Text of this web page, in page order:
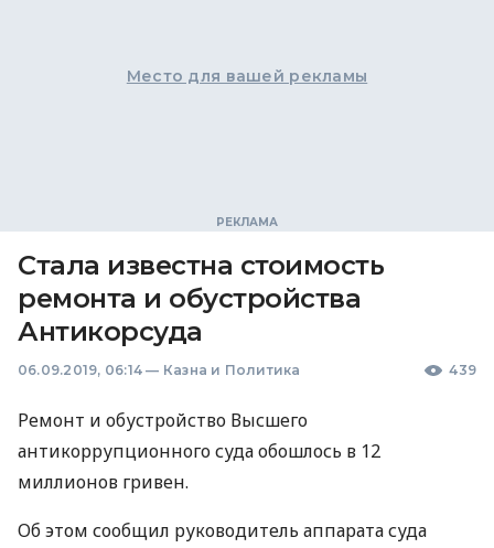
Место для вашей рекламы
Стала известна стоимость
ремонта и обустройства
Антикорсуда
06.09.2019, 06:14 — Казна и Политика 439
Ремонт и обустройство Высшего
антикоррупционного суда обошлось в 12
миллионов гривен.
Об этом сообщил руководитель аппарата суда